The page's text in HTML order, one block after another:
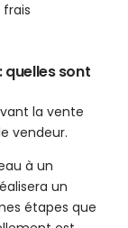
quelles sont
la vente
vendeur.
à un
un
étapes que